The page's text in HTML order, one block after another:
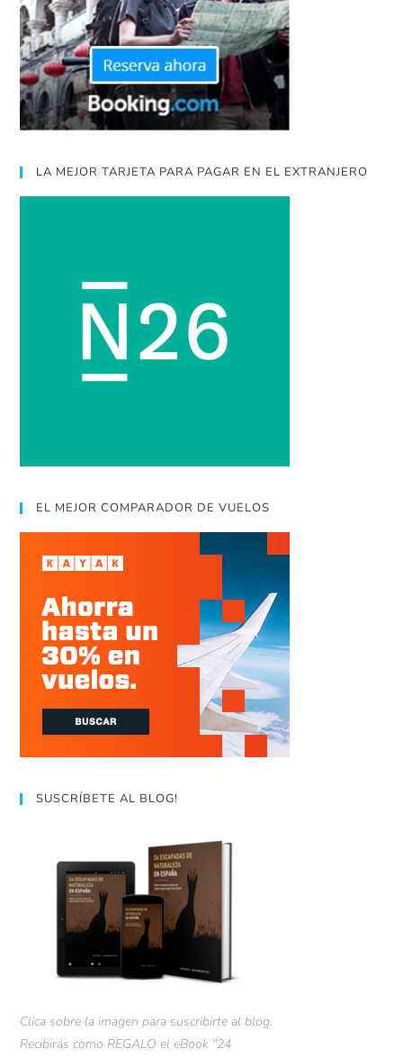
LA MEJOR TARJETA PARA PAGAR EN EL EXTRANJERO
EL MEJOR COMPARADOR DE VUELOS
SUSCRÍBETE AL BLOG!
Clica sobre la imagen para suscribirte al blog.
Recibirás como REGALO el eBook "24